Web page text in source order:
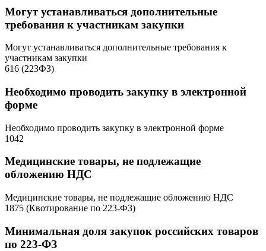
Могут устанавливаться дополнительные
требования к участникам закупки
Могут устанавливаться дополнительные требования к
участникам закупки
616 (223ФЗ)
Необходимо проводить закупку в электронной
форме
Необходимо проводить закупку в электронной форме
1042
Медицинские товары, не подлежащие
обложению НДС
Медицинские товары, не подлежащие обложению НДС
1875 (Квотирование по 223-ФЗ)
Минимальная доля закупок российских товаров
по 223-ФЗ